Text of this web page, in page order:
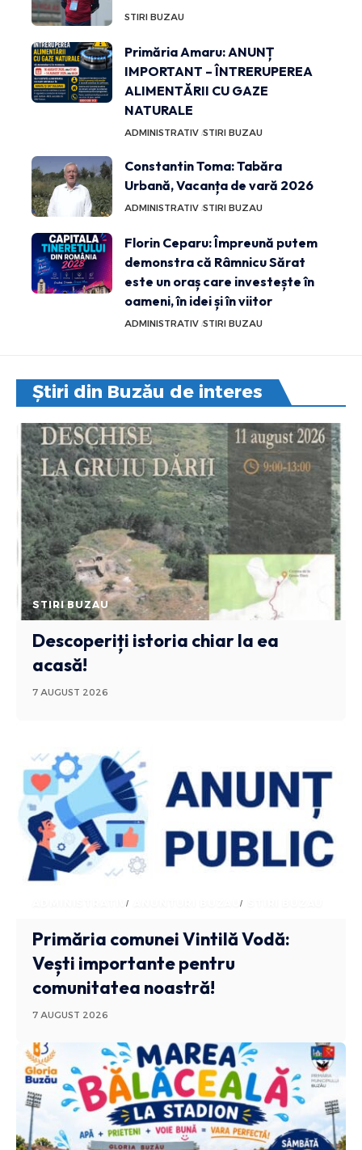
STIRI BUZAU
Primăria Amaru: ANUNȚ
IMPORTANT – ÎNTRERUPEREA
ALIMENTĂRII CU GAZE
NATURALE
ADMINISTRATIV STIRI BUZAU
Constantin Toma: Tabăra
Urbană, Vacanța de vară 2026
ADMINISTRATIV STIRI BUZAU
Florin Ceparu: Împreună putem
demonstra că Râmnicu Sărat
este un oraș care investește în
oameni, în idei și în viitor
ADMINISTRATIV STIRI BUZAU
Știri din Buzău de interes
STIRI BUZAU
Descoperiți istoria chiar la ea
acasă!
7 AUGUST 2026
ADMINISTRATIV ANUNTURI BUZAU
Primăria comunei Vintilă Vodă:
Vești importante pentru
comunitatea noastră!
7 AUGUST 2026